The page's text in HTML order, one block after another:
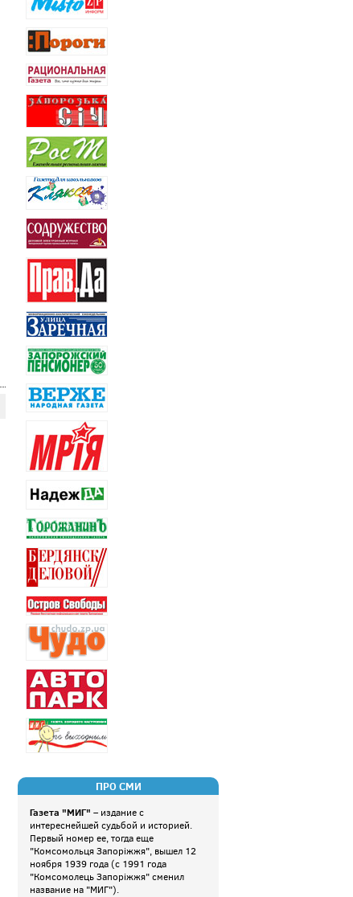
ПРО СМИ
Газета "МИГ" – издание с
интереснейшей судьбой и историей.
Первый номер ее, тогда еще
"Комсомольця Запоріжжя", вышел 12
ноября 1939 года (с 1991 года
"Комсомолець Запоріжжя" сменил
название на "МИГ").